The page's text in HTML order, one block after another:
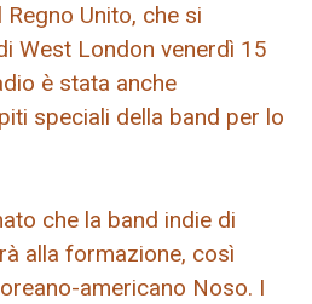
Unito, che si
West London venerdì 15
è stata anche
speciali della band per lo
che la band indie di
alla formazione, così
americano Noso. I